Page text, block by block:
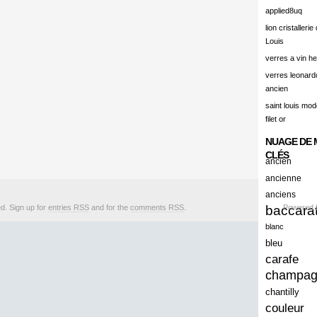
alisation
amazing
america
amiante
ancien
ancienes
ancienne
anciennes
anciens
ancient
anecdotes
applied8uq
lion cristallerie
Louis
verres a vin
verres
ancien
saint louis
filet or
NUAGE DE
CLÉS
ancien
ancienne
anciens
blanc
bleu
carafe
chantilly
couleur
Sign up for entries RSS and for the comments RSS Powered